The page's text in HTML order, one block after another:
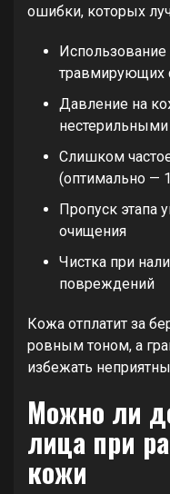
ошибки, которых
травмирующих
Давление на
Слишком
(оптимально —
Пропуск этапа
очищения
Чистка при
повреждений
Кожа отплатит за
ровным тоном, а
избежать
Можно ли
лица при
кожи